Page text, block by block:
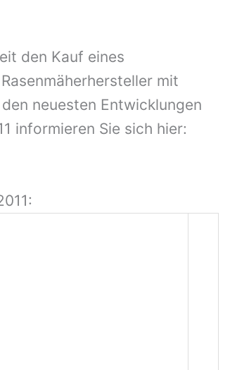
den Kauf eines
mit
neuesten Entwicklungen
informieren Sie sich hier: